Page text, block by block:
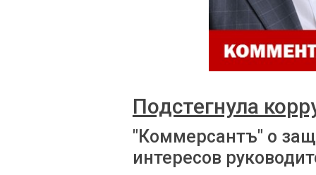
Подстегнула
"Коммерсантъ" о
интересов